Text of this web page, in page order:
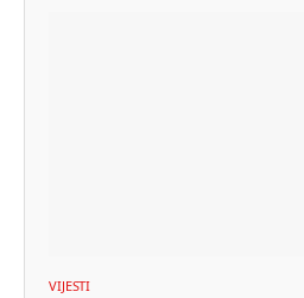
VIJESTI